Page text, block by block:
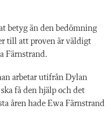
betyg än den bedömning
till att proven är väldigt
Färnstrand.
arbetar utifrån Dylan
få den hjälp och det
åren hade Ewa Färnstrand